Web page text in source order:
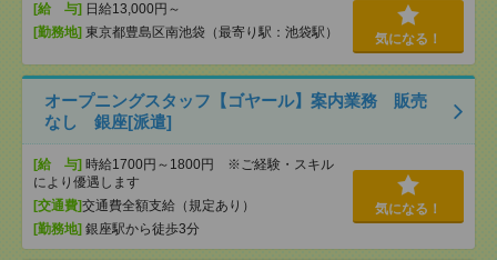
[給 与] 日給13,000円～
[勤務地] 東京都豊島区南池袋（最寄り駅：池袋駅） 気になる！
オープニングスタッフ【ゴヤール】案内業務 販売
なし 銀座[派遣]
[給 与] 時給1700円～1800円 ※ご経験・スキル
により優遇します
[交通費]交通費全額支給（規定あり）
[勤務地] 銀座駅から徒歩3分
気になる！